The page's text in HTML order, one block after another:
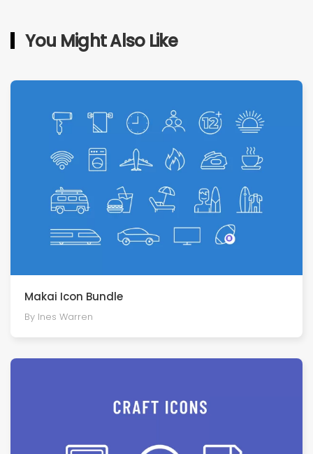
You Might Also Like
Makai Icon Bundle
By Ines Warren